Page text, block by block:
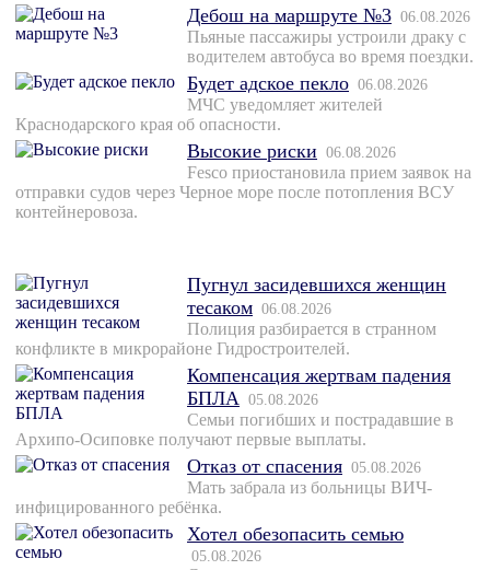
Дебош на маршруте №3 06.08.2026
Пьяные пассажиры устроили драку с
водителем автобуса во время поездки.
Будет адское пекло 06.08.2026
МЧС уведомляет жителей
Краснодарского края об опасности.
Высокие риски 06.08.2026
Fesco приостановила прием заявок на
отправки судов через Черное море после потопления ВСУ
контейнеровоза.
Пугнул засидевшихся женщин
тесаком 06.08.2026
Полиция разбирается в странном
конфликте в микрорайоне Гидростроителей.
Компенсация жертвам падения
БПЛА 05.08.2026
Семьи погибших и пострадавшие в
Архипо-Осиповке получают первые выплаты.
Отказ от спасения 05.08.2026
Мать забрала из больницы ВИЧ-
инфицированного ребёнка.
Хотел обезопасить семью
05.08.2026